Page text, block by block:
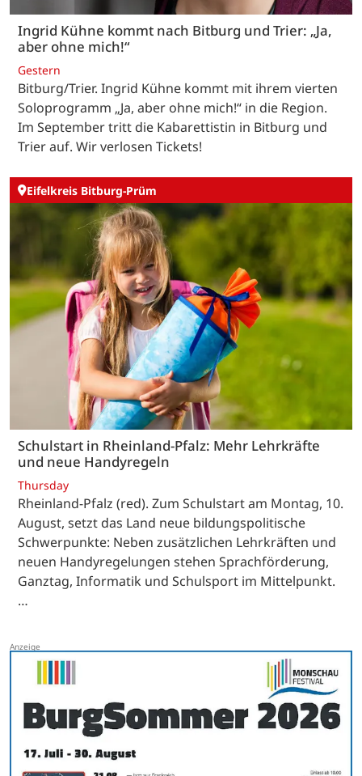
Ingrid Kühne kommt nach Bitburg und Trier: „Ja,
aber ohne mich!“
Gestern
Bitburg/Trier. Ingrid Kühne kommt mit ihrem vierten
Soloprogramm „Ja, aber ohne mich!“ in die Region.
Im September tritt die Kabarettistin in Bitburg und
Trier auf. Wir verlosen Tickets!
Eifelkreis Bitburg-Prüm
Schulstart in Rheinland-Pfalz: Mehr Lehrkräfte
und neue Handyregeln
Thursday
Rheinland-Pfalz (red). Zum Schulstart am Montag, 10.
August, setzt das Land neue bildungspolitische
Schwerpunkte: Neben zusätzlichen Lehrkräften und
neuen Handyregelungen stehen Sprachförderung,
Ganztag, Informatik und Schulsport im Mittelpunkt.
…